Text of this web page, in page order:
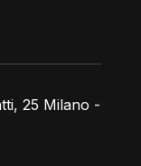
25 Milano -